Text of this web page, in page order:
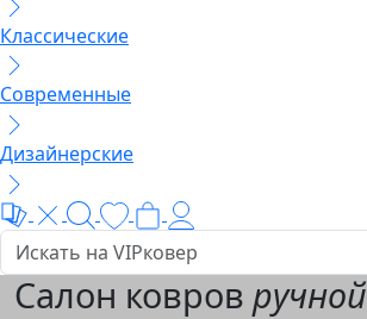
Классические
Современные
Дизайнерские
Салон ковров ручной